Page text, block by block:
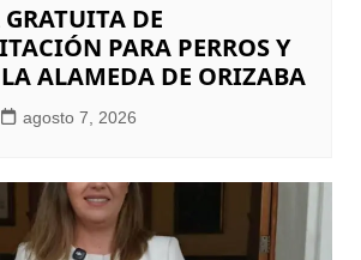
DE
PARA PERROS Y
ALAMEDA DE ORIZABA
agosto 7, 2026